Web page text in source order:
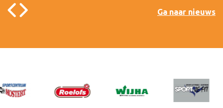
Ga naar nieuws